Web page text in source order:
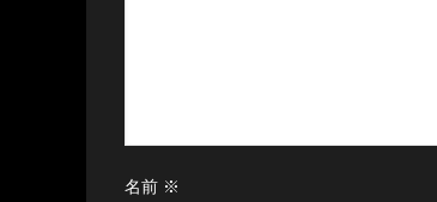
名前 ※